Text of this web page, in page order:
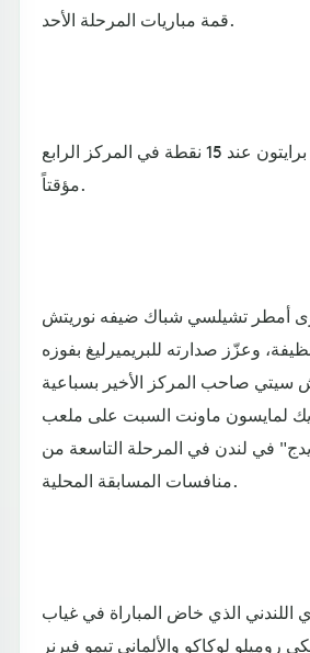
قمة مباريات المرحلة الأحد.
وتوقف رصيد برايتون عند 15 نقطة في المركز الرابع
مؤقتاً.
أمطر تشيلسي شباك ضيفه نوريتش
وعزّز صدارته للبريميرليغ بفوزه
سيتي صاحب المركز الأخير بسباعية
لمايسون ماونت السبت على ملعب
في لندن في المرحلة التاسعة من
منافسات المسابقة المحلية.
اللندني الذي خاض المباراة في غياب
روميلو لوكاكو والألماني تيمو فيرنر